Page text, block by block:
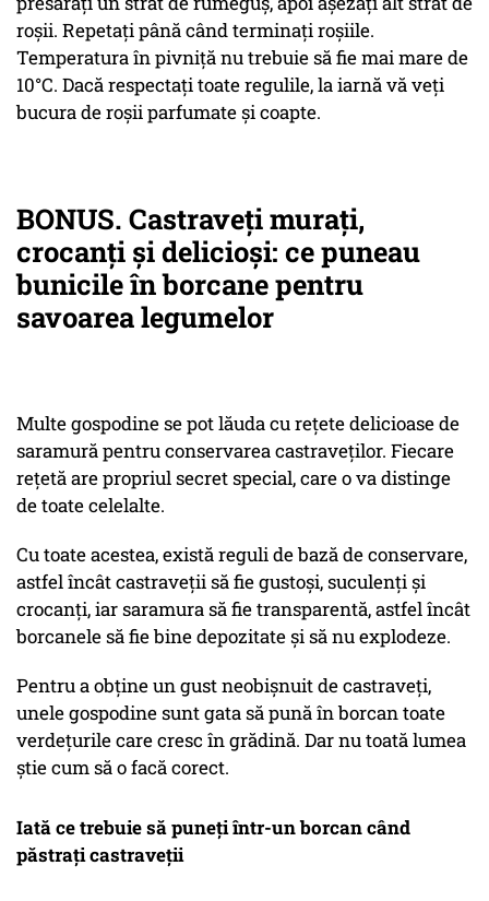
roșii. Repetați până când terminați roșiile.
Temperatura în pivniță nu trebuie să fie mai mare de
10°C. Dacă respectați toate regulile, la iarnă vă veți
bucura de roșii parfumate și coapte.
BONUS. Castraveți murați,
crocanți și delicioși: ce puneau
bunicile în borcane pentru
savoarea legumelor
Multe gospodine se pot lăuda cu rețete delicioase de
saramură pentru conservarea castraveților. Fiecare
rețetă are propriul secret special, care o va distinge
de toate celelalte.
Cu toate acestea, există reguli de bază de conservare,
astfel încât castraveții să fie gustoși, suculenți și
crocanți, iar saramura să fie transparentă, astfel încât
borcanele să fie bine depozitate și să nu explodeze.
Pentru a obține un gust neobișnuit de castraveți,
unele gospodine sunt gata să pună în borcan toate
verdețurile care cresc în grădină. Dar nu toată lumea
știe cum să o facă corect.
Iată ce trebuie să puneți într-un borcan când
păstrați castraveții